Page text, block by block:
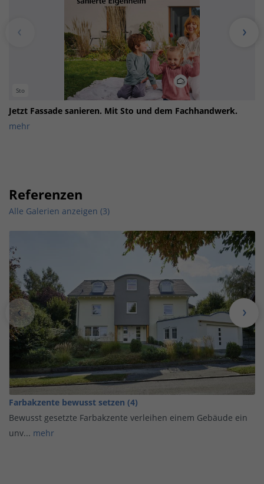
Sto
Jetzt Fassade sanieren. Mit Sto und dem Fachhandwerk.
mehr
Referenzen
Alle Galerien anzeigen (3)
Farbakzente bewusst setzen (4)
Bewusst gesetzte Farbakzente verleihen einem Gebäude ein
unv... mehr